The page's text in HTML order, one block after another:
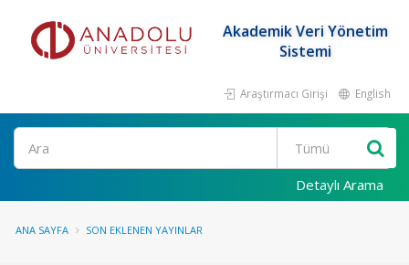
Akademik Veri Yönetim
Sistemi
Araştırmacı Girişi English
Ara
Detaylı Arama
ANA SAYFA SON EKLENEN YAYINLAR